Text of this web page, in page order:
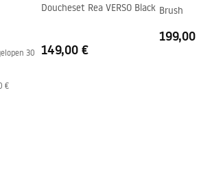
Ja, aan één kant van het glas
30
€
Doucheset Rea VERSO Black
149,00 €
Brush
199,00 €